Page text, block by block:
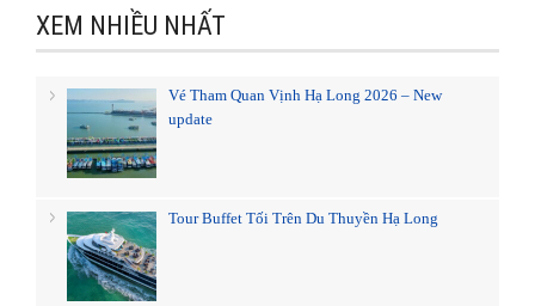
XEM NHIỀU NHẤT
Vé Tham Quan Vịnh Hạ Long 2026 – New
update
Tour Buffet Tối Trên Du Thuyền Hạ Long